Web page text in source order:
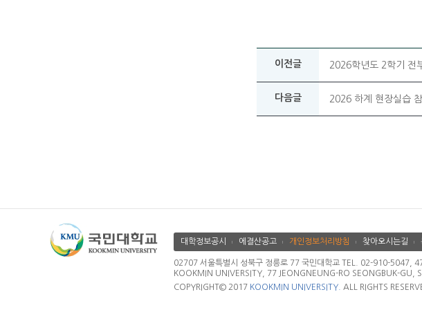
이전글 2026학년도 2학기 전
다음글 2026 하계 현장실습
대학정보공시 에결산공고 개인정보처리방침 찾아오시는길
02707 서울특별시 성북구 정릉로 77 국민대학교 TEL. 02-910-
KOOKMIN UNIVERSITY, 77 JEONGNEUNG-RO SEONGBUK-GU,
COPYRIGHT© 2017 KOOKMIN UNIVERSITY. ALL RIGHTS